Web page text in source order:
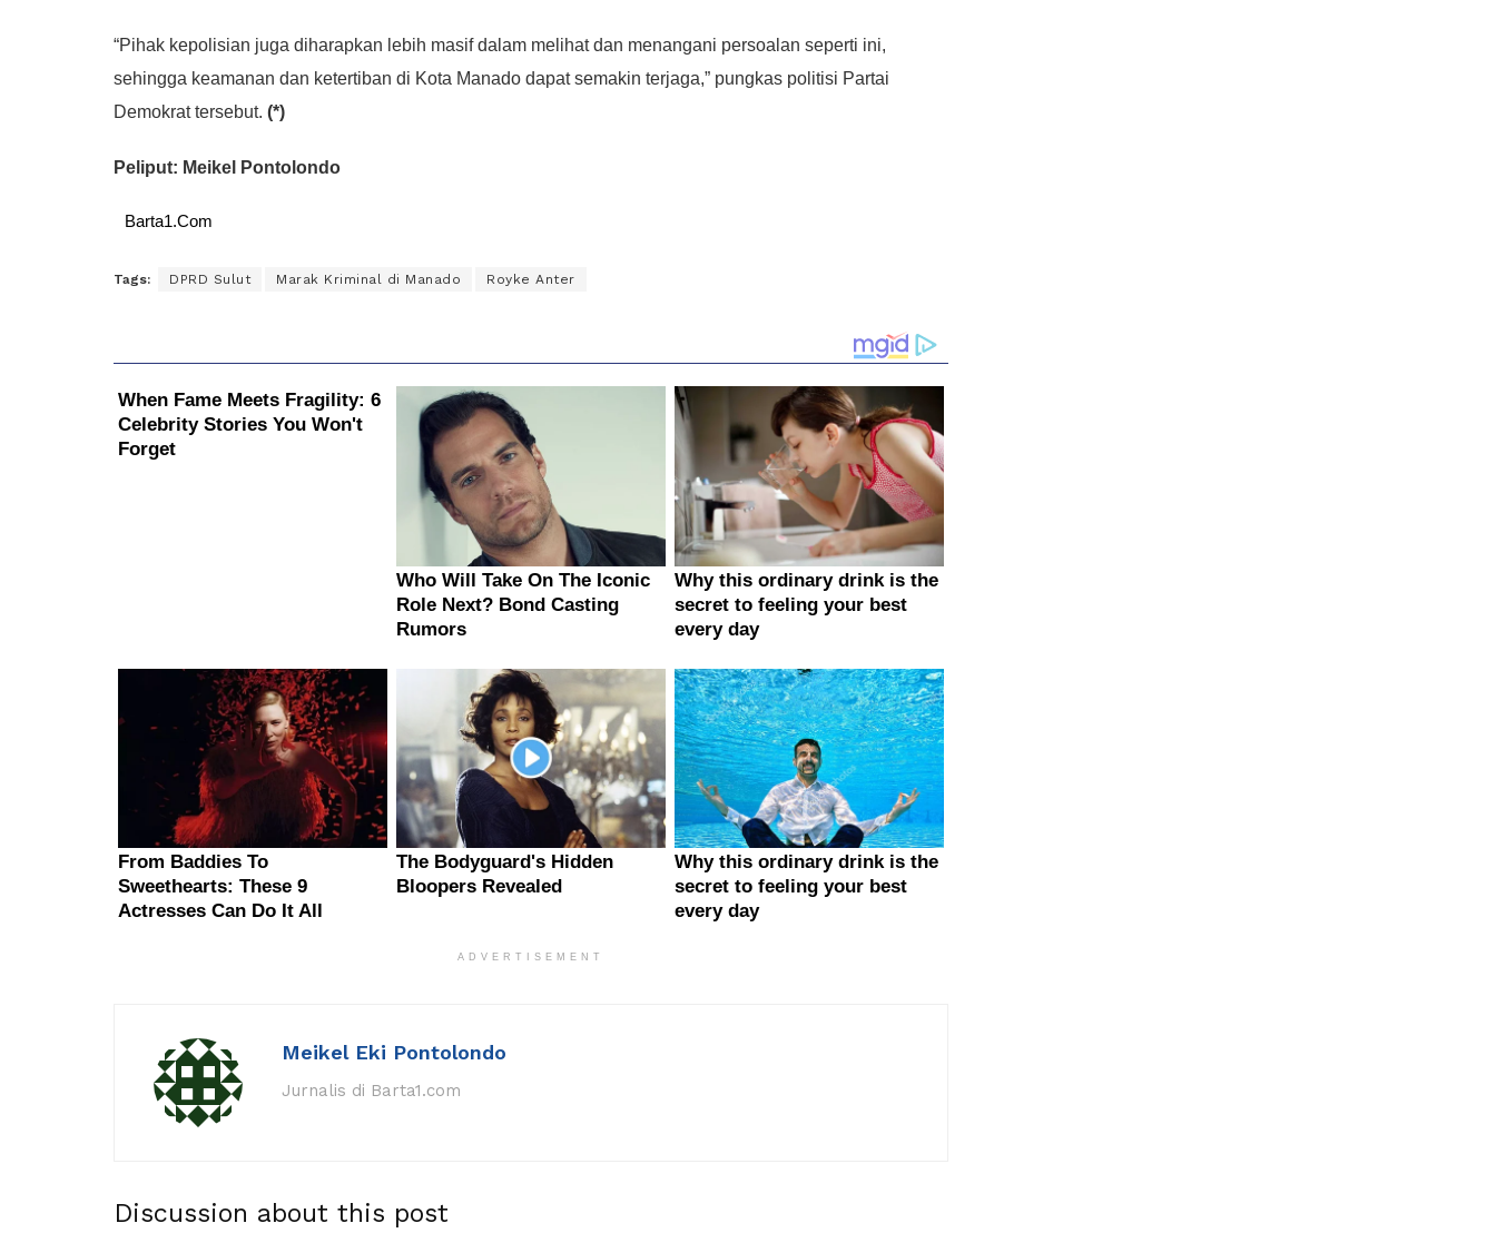
“Pihak kepolisian juga diharapkan lebih masif dalam melihat dan menangani persoalan seperti ini,
sehingga keamanan dan ketertiban di Kota Manado dapat semakin terjaga,” pungkas politisi Partai
Demokrat tersebut. (*)
Peliput: Meikel Pontolondo
Barta1.Com
Tags: DPRD Sulut Marak Kriminal di Manado Royke Anter
ADVERTISEMENT
Meikel Eki Pontolondo
Jurnalis di Barta1.com
Discussion about this post